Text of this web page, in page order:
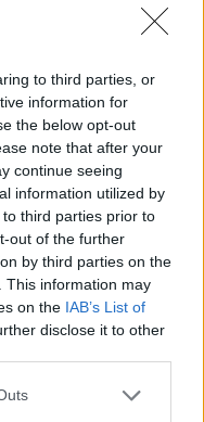
to third parties, or
information for
the below opt-out
note that after your
continue seeing
information utilized by
third parties prior to
out of the further
by third parties on the
This information may
on the IAB’s List of
disclose it to other
Διαδικτυακή
φορείς